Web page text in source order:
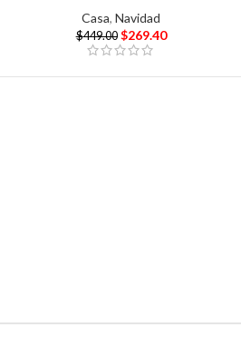
Casa,Navidad
$449.00 $269.40